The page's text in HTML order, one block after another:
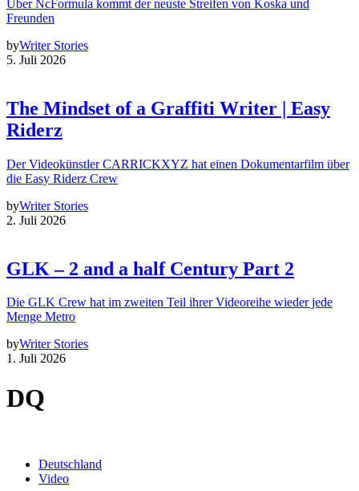
Über NcFormula kommt der neuste Streifen von Koska und
Freunden
byWriter Stories
5. Juli 2026
The Mindset of a Graffiti Writer | Easy
Riderz
Der Videokünstler CARRICKXYZ hat einen Dokumentarfilm über
die Easy Riderz Crew
byWriter Stories
2. Juli 2026
GLK – 2 and a half Century Part 2
Die GLK Crew hat im zweiten Teil ihrer Videoreihe wieder jede
Menge Metro
byWriter Stories
1. Juli 2026
DQ
Deutschland
Video